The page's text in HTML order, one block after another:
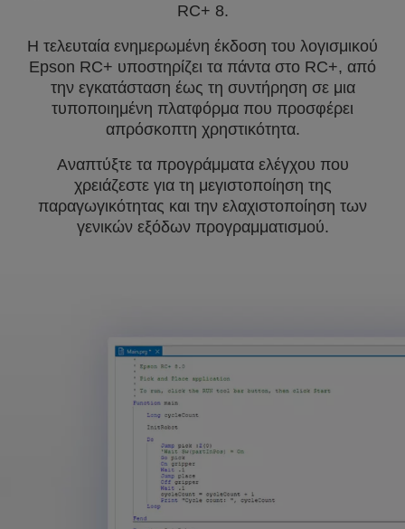
RC+ 8.
Η τελευταία ενημερωμένη έκδοση του λογισμικού
Epson RC+ υποστηρίζει τα πάντα στο RC+, από
την εγκατάσταση έως τη συντήρηση σε μια
τυποποιημένη πλατφόρμα που προσφέρει
απρόσκοπτη χρηστικότητα.
Αναπτύξτε τα προγράμματα ελέγχου που
χρειάζεστε για τη μεγιστοποίηση της
παραγωγικότητας και την ελαχιστοποίηση των
γενικών εξόδων προγραμματισμού.